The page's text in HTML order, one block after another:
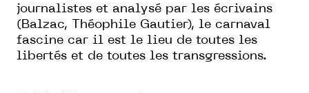
journalistes et analysé par les écrivains
(Balzac, Théophile Gautier), le carnaval
fascine car il est le lieu de toutes les
libertés et de toutes les transgressions.